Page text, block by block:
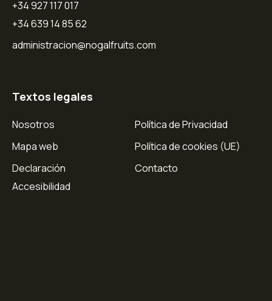
+34 927 117 017
+34 639 14 85 62
administracion@nogalfruits.com
Textos legales
Nosotros
Mapa web
Declaración
Accesibilidad
Política de Privacidad
Política de cookies (UE)
Contacto